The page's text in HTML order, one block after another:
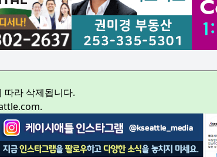
따라 삭제됩니다.